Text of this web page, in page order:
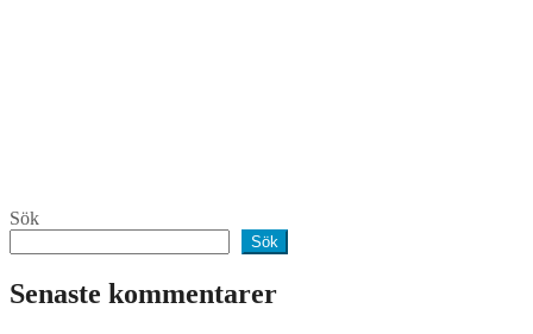
Sök
Sök
Senaste kommentarer